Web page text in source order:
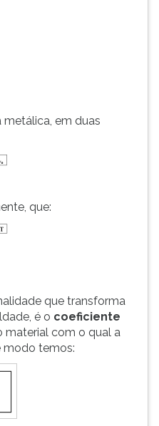
em duas
que:
que transforma
é o coeficiente
material com o qual a
modo temos: